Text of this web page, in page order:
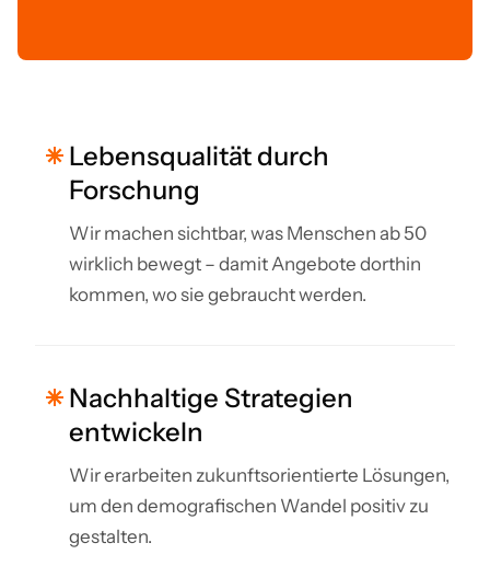
Lebensqualität durch
Forschung
Wir machen sichtbar, was Menschen ab 50
wirklich bewegt – damit Angebote dorthin
kommen, wo sie gebraucht werden.
Nachhaltige Strategien
entwickeln
Wir erarbeiten zukunftsorientierte Lösungen,
um den demografischen Wandel positiv zu
gestalten.